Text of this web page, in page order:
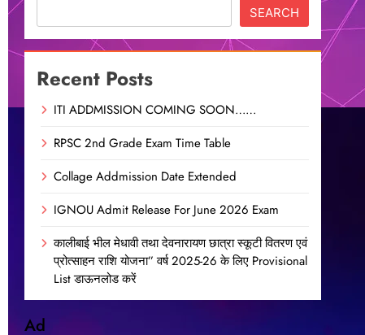
SEARCH
Recent Posts
ITI ADDMISSION COMING SOON……
RPSC 2nd Grade Exam Time Table
Collage Addmission Date Extended
IGNOU Admit Release For June 2026 Exam
कालीबाई भील मेधावी तथा देवनारायण छात्रा स्कूटी वितरण एवं
प्रोत्साहन राशि योजना” वर्ष 2025-26 के लिए Provisional
List डाऊनलोड करें
Ad